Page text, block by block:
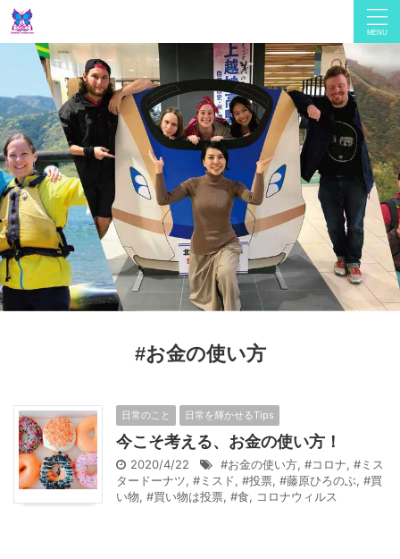
#お金の使い方
日常のこと 日常を輝かせるTips
今こそ考える、お金の使い方！
2020/4/22 #お金の使い方, #コロナ, #ミス
タードーナツ, #ミスド, #投票, #藤原ひろのぶ, #買
い物, #買い物は投票, #食, コロナウィルス